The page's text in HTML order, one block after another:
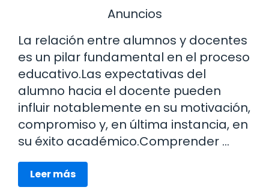
Anuncios
La relación entre alumnos y docentes
es un pilar fundamental en el proceso
educativo.Las expectativas del
alumno hacia el docente pueden
influir notablemente en su motivación,
compromiso y, en última instancia, en
su éxito académico.Comprender …
Leer más